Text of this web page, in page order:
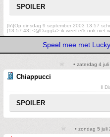
SPOILER
[b\]Op dinsdag 9 september 2003 13:57
[13:57:43] <@Daggla> ik weet ei'k ook niet
Speel mee met
• zaterdag 4
Chiappucci
Il
SPOILER
• zondag 5 juli